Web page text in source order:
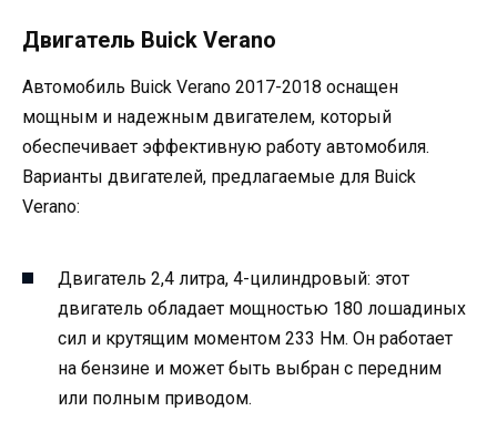
Двигатель Buick Verano
Автомобиль Buick Verano 2017-2018 оснащен
мощным и надежным двигателем, который
обеспечивает эффективную работу автомобиля.
Варианты двигателей, предлагаемые для Buick
Verano:
Двигатель 2,4 литра, 4-цилиндровый: этот
двигатель обладает мощностью 180 лошадиных
сил и крутящим моментом 233 Нм. Он работает
на бензине и может быть выбран с передним
или полным приводом.